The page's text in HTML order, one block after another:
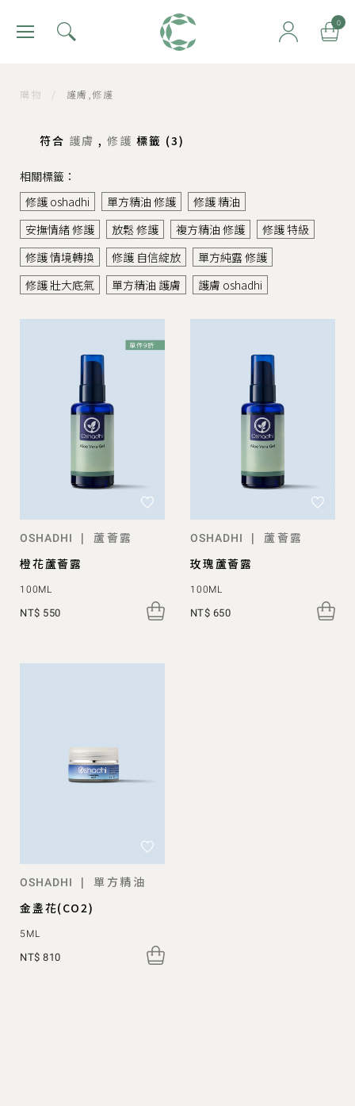
肯園 Canjune 0
購物 / 護膚,修護
符合 護膚 , 修護 標籤 (3)
相關標籤：
修護 oshadhi
單方精油 修護
修護 精油
安撫情緒 修護
放鬆 修護 複方精油 修護
修護 特級
修護 情境轉換
修護 自信綻放
單方純露 修護
修護 壯大底氣
單方精油 護膚 護膚 oshadhi
OSHADHI |
蘆薈露
橙花蘆薈露
100ML
NT$ 550
OSHADHI |
蘆薈露
玫瑰蘆薈露
100ML
NT$ 650
OSHADHI |
單方精油
金盞花(CO2)
5ML
NT$ 810